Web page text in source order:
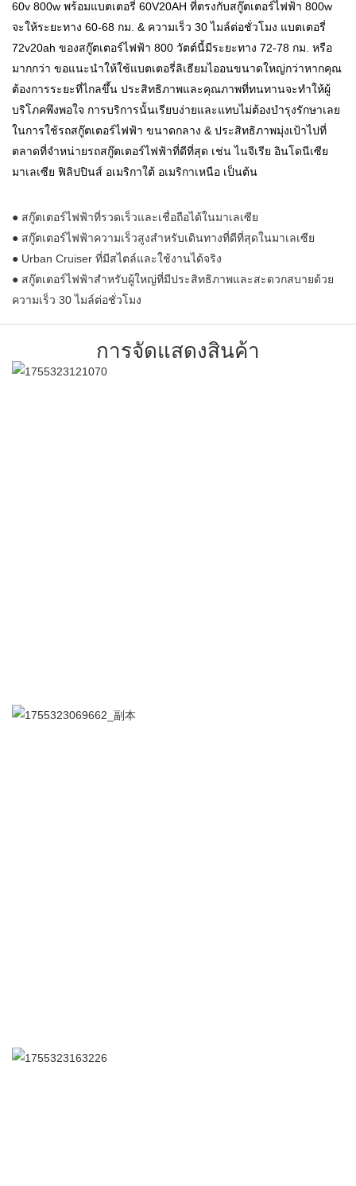
60v 800w พร้อมแบตเตอรี่ 60V20AH ที่ตรงกับสกู๊ตเตอร์ไฟฟ้า 800w
จะให้ระยะทาง 60-68 กม. & ความเร็ว 30 ไมล์ต่อชั่วโมง แบตเตอรี่
72v20ah ของสกู๊ตเตอร์ไฟฟ้า 800 วัตต์นี้มีระยะทาง 72-78 กม. หรือ
มากกว่า ขอแนะนำให้ใช้แบตเตอรี่ลิเธียมไออนขนาดใหญ่กว่าหากคุณ
ต้องการระยะที่ไกลขึ้น ประสิทธิภาพและคุณภาพที่ทนทานจะทำให้ผู้
บริโภคพึงพอใจ การบริการนั้นเรียบง่ายและแทบไม่ต้องบำรุงรักษาเลย
ในการใช้รถสกู๊ตเตอร์ไฟฟ้า ขนาดกลาง & ประสิทธิภาพมุ่งเป้าไปที่
ตลาดที่จำหน่ายรถสกู๊ตเตอร์ไฟฟ้าที่ดีที่สุด เช่น ไนจีเรีย อินโดนีเซีย
มาเลเซีย ฟิลิปปินส์ อเมริกาใต้ อเมริกาเหนือ เป็นต้น
● สกู๊ตเตอร์ไฟฟ้าที่รวดเร็วและเชื่อถือได้ในมาเลเซีย
● สกู๊ตเตอร์ไฟฟ้าความเร็วสูงสำหรับเดินทางที่ดีที่สุดในมาเลเซีย
● Urban Cruiser ที่มีสไตล์และใช้งานได้จริง
● สกู๊ตเตอร์ไฟฟ้าสำหรับผู้ใหญ่ที่มีประสิทธิภาพและสะดวกสบายด้วย
ความเร็ว 30 ไมล์ต่อชั่วโมง
การจัดแสดงสินค้า